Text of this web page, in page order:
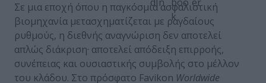
Σε μια εποχή όπου η παγκόσμια ασφαλιστική
βιομηχανία μετασχηματίζεται με ραγδαίους
ρυθμούς, η διεθνής αναγνώριση δεν αποτελεί
απλώς διάκριση· αποτελεί απόδειξη επιρροής,
συνέπειας και ουσιαστικής συμβολής στο μέλλον
του κλάδου. Στο πρόσφατο Favikon Worldwide